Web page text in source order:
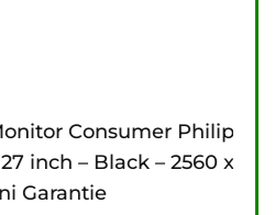
Philips 27B2U3601/00
2560 x 1440 pixeli – 3